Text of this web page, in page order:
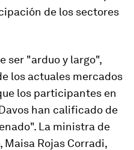
de los sectores
ser "arduo y largo",
los actuales mercados
los participantes en
han calificado de
La ministra de
Rojas Corradi,